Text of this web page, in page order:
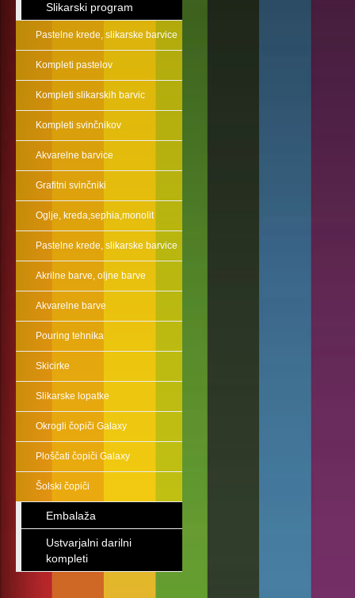
Slikarski program
Pastelne krede, slikarske barvice
Kompleti pastelov
Kompleti slikarskih barvic
Kompleti svinčnikov
Akvarelne barvice
Grafitni svinčniki
Oglje, kreda,sephia,monolit
Pastelne krede, slikarske barvice
Akrilne barve, oljne barve
Akvarelne barve
Pouring tehnika
Skicirke
Slikarske lopatke
Okrogli čopiči Galaxy
Ploščati čopiči Galaxy
Šolski čopiči
Embalaža
Ustvarjalni darilni
kompleti